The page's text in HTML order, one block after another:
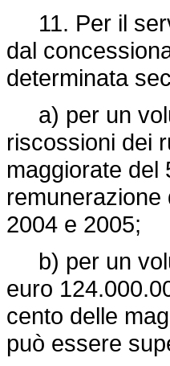
11. Per il
dal
determinata
a) per un
riscossioni dei
maggiorate del
2004 e 2005;
b) per un
euro
cento delle
può essere